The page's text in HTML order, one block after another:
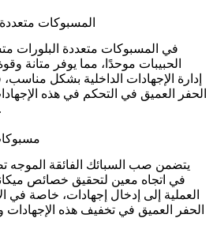
المسبوكات
في المسبوكات متعددة البلورات
الحبيبات موحدًا، مما يوفر متانة
إدارة الإجهادات الداخلية بشكل
الحفر العميق في التحكم في هذه
خصائص ميكانيكية محسنة.
يتضمن صب السبائك الفائقة الموجه
في اتجاه معين لتحقيق خصائص
العملية إلى إدخال إجهادات، خاصة في
الحفر العميق في تخفيف هذه